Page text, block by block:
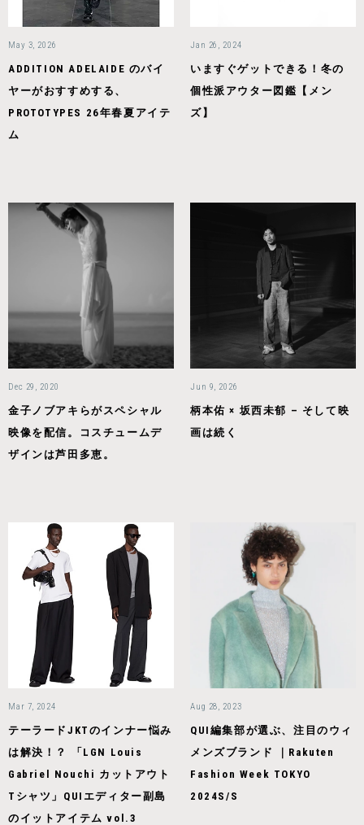
May 3, 2026
ADDITION ADELAIDE のバイ
ヤーがおすすめする、
PROTOTYPES 26年春夏アイテ
ム
Jan 26, 2024
いますぐゲットできる！冬の
個性派アウター図鑑【メン
ズ】
Dec 29, 2020
金子ノブアキらがスペシャル
映像を配信。コスチュームデ
ザインは芦田多恵。
Jun 9, 2026
柄本佑 × 坂西未郁 – そして映
画は続く
Mar 7, 2024
テーラードJKTのインナー悩み
は解決！？ 「LGN Louis
Gabriel Nouchi カットアウト
Tシャツ」QUIエディター副島
のイットアイテム vol.3
Aug 28, 2023
QUI編集部が選ぶ、注目のウィ
メンズブランド ｜Rakuten
Fashion Week TOKYO
2024S/S